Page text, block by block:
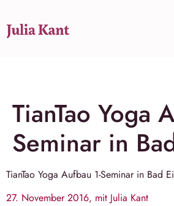
TianTao Yoga
Seminar in
TianTao Yoga Aufbau 1-Seminar in Bad
27. November 2016, mit Julia Kant